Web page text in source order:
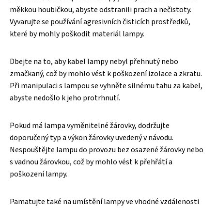
měkkou houbičkou, abyste odstranili prach a nečistoty.
Vyvarujte se používání agresivních čisticích prostředků,
které by mohly poškodit materiál lampy.
Dbejte na to, aby kabel lampy nebyl přehnutý nebo
zmačkaný, což by mohlo vést k poškození izolace a zkratu.
Při manipulaci s lampou se vyhněte silnému tahu za kabel,
abyste nedošlo k jeho protrhnutí.
Pokud má lampa vyměnitelné žárovky, dodržujte
doporučený typ a výkon žárovky uvedený v návodu.
Nespouštějte lampu do provozu bez osazené žárovky nebo
s vadnou žárovkou, což by mohlo vést k přehřátí a
poškození lampy.
Pamatujte také na umístění lampy ve vhodné vzdálenosti